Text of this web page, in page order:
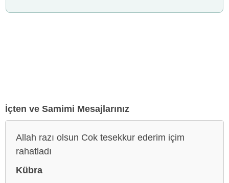
İçten ve Samimi Mesajlarınız
Allah razı olsun Cok tesekkur ederim içim
rahatladı
Kübra